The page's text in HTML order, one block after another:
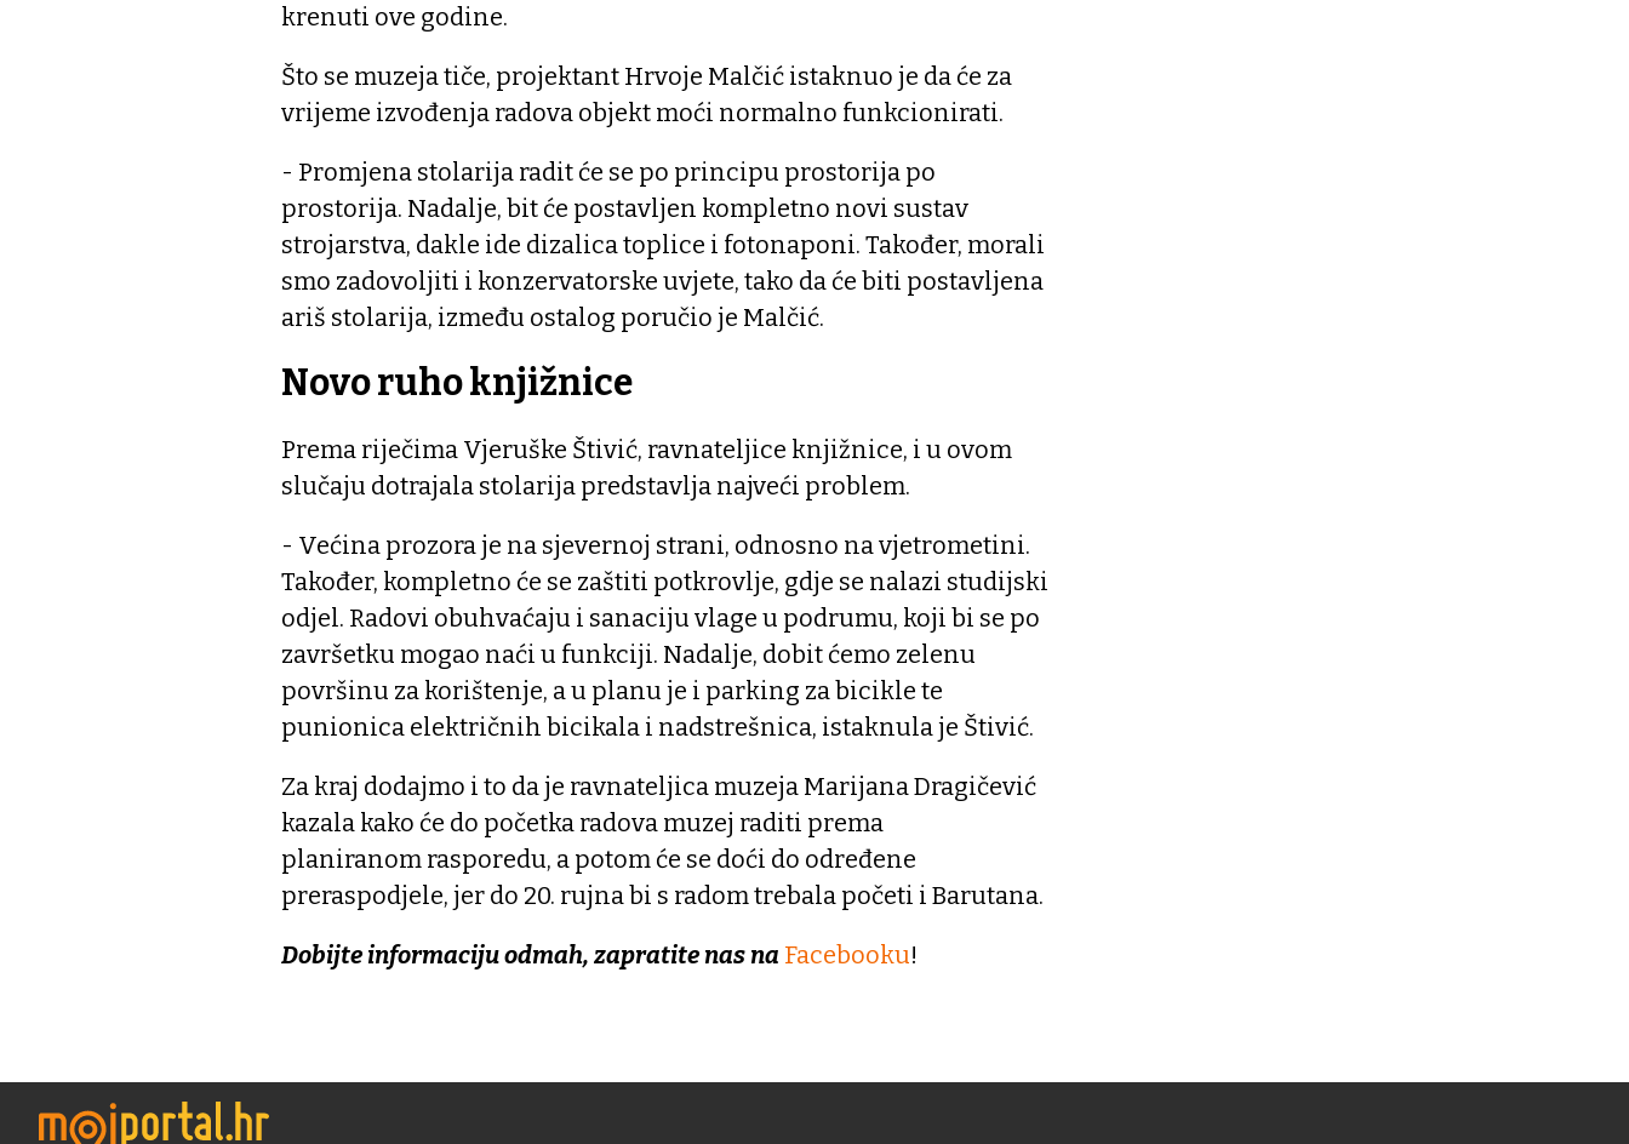
krenuti ove godine.
Što se muzeja tiče, projektant Hrvoje Malčić istaknuo je da će za
vrijeme izvođenja radova objekt moći normalno funkcionirati.
- Promjena stolarija radit će se po principu prostorija po
prostorija. Nadalje, bit će postavljen kompletno novi sustav
strojarstva, dakle ide dizalica toplice i fotonaponi. Također, morali
smo zadovoljiti i konzervatorske uvjete, tako da će biti postavljena
ariš stolarija, između ostalog poručio je Malčić.
Novo ruho knjižnice
Prema riječima Vjeruške Štivić, ravnateljice knjižnice, i u ovom
slučaju dotrajala stolarija predstavlja najveći problem.
- Većina prozora je na sjevernoj strani, odnosno na vjetrometini.
Također, kompletno će se zaštiti potkrovlje, gdje se nalazi studijski
odjel. Radovi obuhvaćaju i sanaciju vlage u podrumu, koji bi se po
završetku mogao naći u funkciji. Nadalje, dobit ćemo zelenu
površinu za korištenje, a u planu je i parking za bicikle te
punionica električnih bicikala i nadstrešnica, istaknula je Štivić.
Za kraj dodajmo i to da je ravnateljica muzeja Marijana Dragičević
kazala kako će do početka radova muzej raditi prema
planiranom rasporedu, a potom će se doći do određene
preraspodjele, jer do 20. rujna bi s radom trebala početi i Barutana.
Dobijte informaciju odmah, zapratite nas na Facebooku!